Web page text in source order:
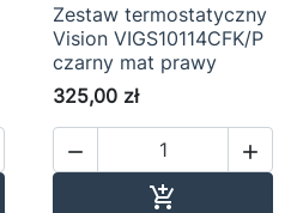
Zestaw termostatyczny
Vision VIGS10114CFK/P
czarny mat prawy
325,00 zł
 
